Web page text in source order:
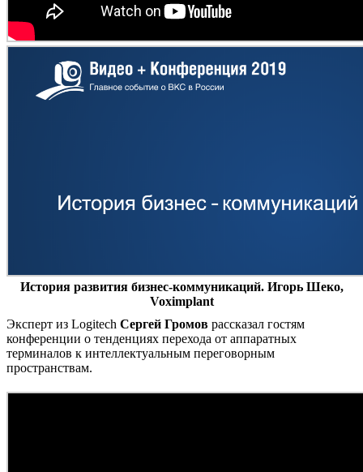
История развития бизнес-коммуникаций. Игорь Шеко,
Voximplant
Эксперт из Logitech Сергей Громов рассказал гостям
конференции о тенденциях перехода от аппаратных
терминалов к интеллектуальным переговорным
пространствам.